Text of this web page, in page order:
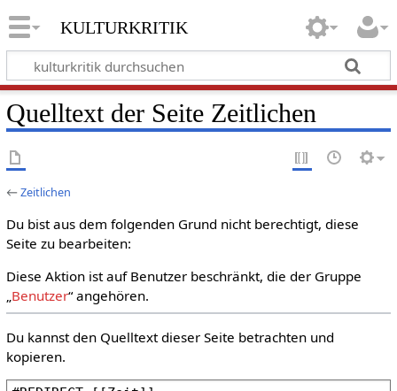
kulturkritik
Quelltext der Seite Zeitlichen
←Zeitlichen
Du bist aus dem folgenden Grund nicht berechtigt, diese
Seite zu bearbeiten:
Diese Aktion ist auf Benutzer beschränkt, die der Gruppe
„Benutzer“ angehören.
Du kannst den Quelltext dieser Seite betrachten und
kopieren.